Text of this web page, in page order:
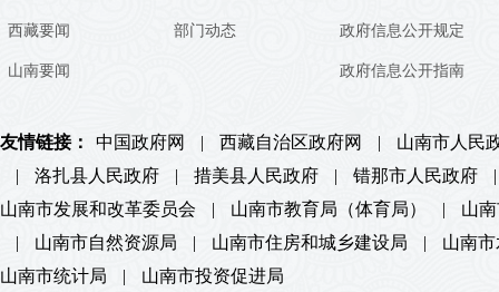
西藏要闻
山南要闻
部门动态 政府信息公开规定
政府信息公开指南
友情链接： 中国政府网 | 西藏自治区政府网 |
山南市人民
|
洛扎县人民政府 | 措美县人民政府 | 错那市人民政府
|
山南市发展和改革委员会
| 山南市教育局（体育局） |
山
|
山南市自然资源局 | 山南市住房和城乡建设局 |
山南
山南市统计局
| 山南市投资促进局